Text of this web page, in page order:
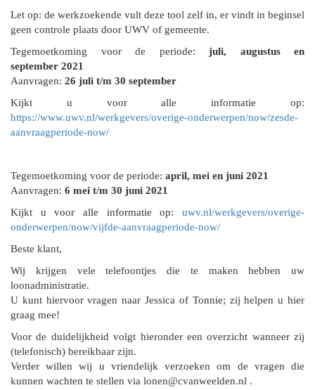
Let op: de werkzoekende vult deze tool zelf in, er vindt in beginsel
geen controle plaats door UWV of gemeente.
Tegemoetkoming voor de periode: juli, augustus en
september 2021
Aanvragen: 26 juli t/m 30 september
Kijkt u voor alle informatie op:
https://www.uwv.nl/werkgevers/overige-onderwerpen/now/zesde-
aanvraagperiode-now/
Tegemoetkoming voor de periode: april, mei en juni 2021
Aanvragen: 6 mei t/m 30 juni 2021
Kijkt u voor alle informatie op: uwv.nl/werkgevers/overige-
onderwerpen/now/vijfde-aanvraagperiode-now/
Beste klant,
Wij krijgen vele telefoontjes die te maken hebben uw
loonadministratie.
U kunt hiervoor vragen naar Jessica of Tonnie; zij helpen u hier
graag mee!
Voor de duidelijkheid volgt hieronder een overzicht wanneer zij
(telefonisch) bereikbaar zijn.
Verder willen wij u vriendelijk verzoeken om de vragen die
kunnen wachten te stellen via lonen@cvanweelden.nl .